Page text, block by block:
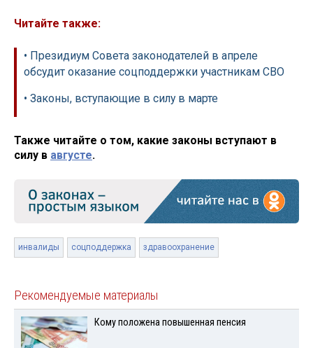
Читайте также:
• Президиум Совета законодателей в апреле
обсудит оказание соцподдержки участникам СВО
• Законы, вступающие в силу в марте
Также читайте о том, какие законы вступают в
силу в августе.
инвалиды соцподдержка здравоохранение
Рекомендуемые материалы
Кому положена повышенная пенсия